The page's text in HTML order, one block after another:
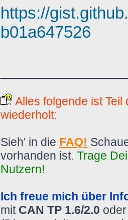
https://
b01a647526
Alles folgende ist
wiederholt:
Sieh' in die FAQ!
vorhanden ist. Trage
Nutzern!
Ich freue mich über
mit CAN TP 1.6/2.0